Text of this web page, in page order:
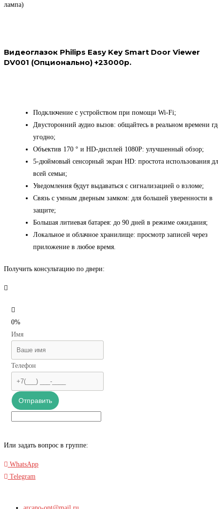
лампа)
Видеоглазок Philips Easy Key Smart Door Viewer
DV001 (Опционально) +23000р.
Подключение с устройством при помощи Wi-Fi;
Двусторонний аудио вызов: общайтесь в реальном времени
угодно;
Объектив 170 ° и HD-дисплей 1080P: улучшенный обзор;
5-дюймовый сенсорный экран HD: простота использования
всей семьи;
Уведомления будут выдаваться с сигнализацией о взломе;
Связь с умным дверным замком: для большей уверенности в
защите;
Большая литиевая батарея: до 90 дней в режиме ожидания;
Локальное и облачное хранилище: просмотр записей через
приложение в любое время.
Получить консультацию по двери:
0%
Имя
Телефон
Отправить
Или задать вопрос в группе:
WhatsApp
Telegram